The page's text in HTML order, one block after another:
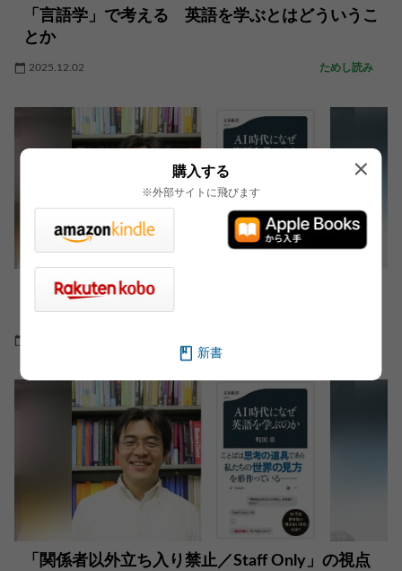
「言語学」で考える 英語を学ぶとはどういうこ
とか
2025.12.02 ためし読み
『雪国』の冒頭部を英語にすると… 言語学で考
える“内から見るか、外から見るか”
「関係者以外立ち入り禁止／Staff Only」の視点
購入する
※外部サイトに飛びます
新書